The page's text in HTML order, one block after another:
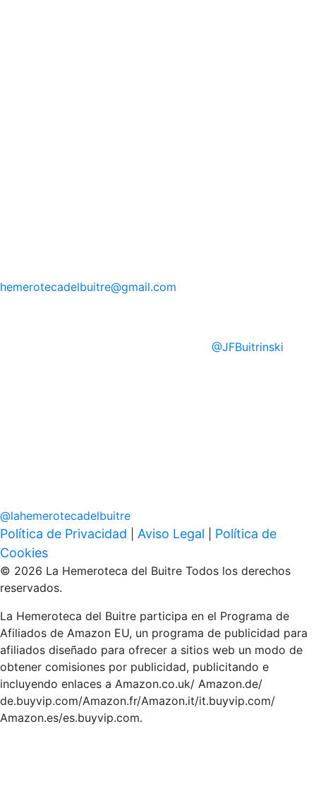
hemerotecadelbuitre@gmail.com
@JFBuitrinski
@lahemerotecadelbuitre
Política de Privacidad Aviso Legal
Política de
Cookies
© 2026 La Hemeroteca del Buitre Todos los derechos
reservados.
La Hemeroteca del Buitre participa en el Programa de
Afiliados de Amazon EU, un programa de publicidad para
afiliados diseñado para ofrecer a sitios web un modo de
obtener comisiones por publicidad, publicitando e
incluyendo enlaces a Amazon.co.uk/ Amazon.de/
de.buyvip.com/Amazon.fr/Amazon.it/it.buyvip.com/
Amazon.es/es.buyvip.com.